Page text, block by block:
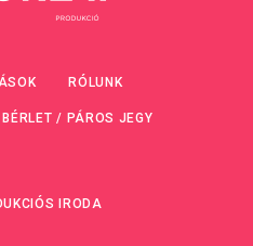
RÓLUNK
BÉRLET / PÁROS JEGY
IRODA